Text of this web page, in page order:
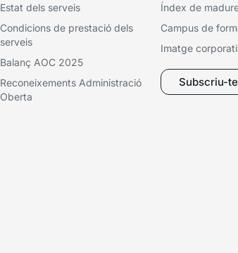
Estat dels serveis
Condicions de prestació dels
serveis
Balanç AOC 2025
Reconeixements Administració
Oberta
Índex de
Campus de
Imatge
Subscriu-